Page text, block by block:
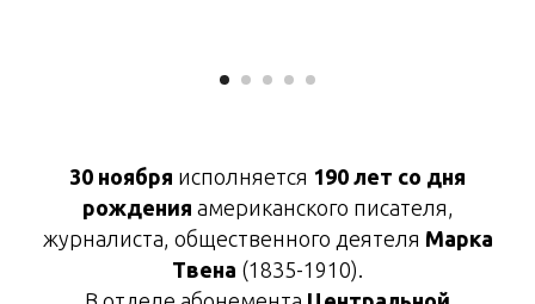
30 ноября исполняется 190 лет со дня
рождения американского писателя,
журналиста, общественного деятеля Марка
Твена (1835-1910).